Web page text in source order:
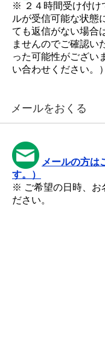
※ ２４時間受け付け
ルが受信可能な状態
ても返信がない場合
ませんのでご確認い
った可能性がござい
い合わせください。）
メールをおくる
メールの方は
す。）
※ ご希望の日時、お
ださい。